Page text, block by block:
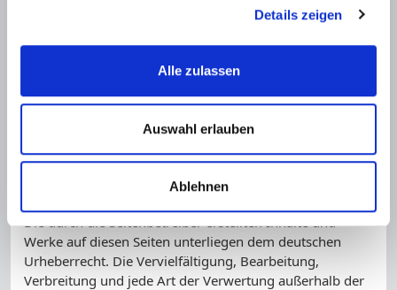
Details zeigen
Alle zulassen
Auswahl erlauben
Ablehnen
Rechtsverstöße überprüft. Rechtswidrige Inhalte waren
Eine permanente inhaltliche Kontrolle der verlinkten
Seiten ist jedoch ohne konkrete Anhaltspunkte einer
Rechtsverletzung nicht zumutbar. Bei Bekanntwerden
von Rechtsverletzungen werden wir derartige Links
umgehend entfernen.
Die durch die Seitenbetreiber erstellten Inhalte und
Werke auf diesen Seiten unterliegen dem deutschen
Urheberrecht. Die Vervielfältigung, Bearbeitung,
Verbreitung und jede Art der Verwertung außerhalb der